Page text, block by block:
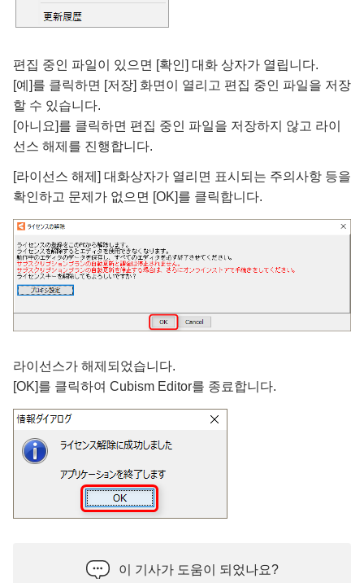
편집 중인 파일이 있으면 [확인] 대화 상자가 열립니다.
[예]를 클릭하면 [저장] 화면이 열리고 편집 중인 파일을 저장
할 수 있습니다.
[아니요]를 클릭하면 편집 중인 파일을 저장하지 않고 라이
선스 해제를 진행합니다.
[라이선스 해제] 대화상자가 열리면 표시되는 주의사항 등을
확인하고 문제가 없으면 [OK]를 클릭합니다.
라이선스가 해제되었습니다.
[OK]를 클릭하여 Cubism Editor를 종료합니다.
이 기사가 도움이 되었나요?